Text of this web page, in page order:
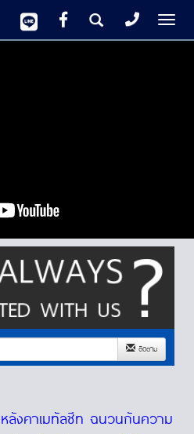
ติดตาม
ลังคาเมทัลชีท ฉนวนกันความ